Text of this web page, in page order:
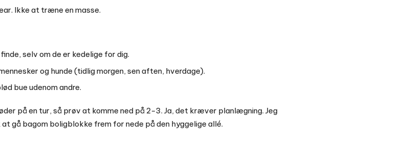
Ikke at træne en masse.
selv om de er kedelige for dig.
og hunde (tidlig morgen, sen aften, hverdage).
bue udenom andre.
på en tur, så prøv at komme ned på 2-3. Ja, det kræver planlægning. Jeg
gå bagom boligblokke frem for nede på den hyggelige allé.